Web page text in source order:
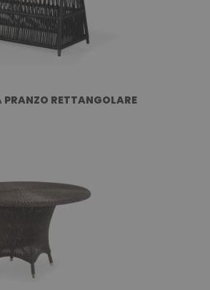
RETTANGOLARE